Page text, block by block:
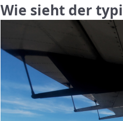
Wie sieht der